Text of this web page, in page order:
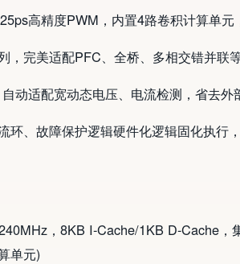
高精度PWM，内置4路卷积计算单元
，完美适配PFC、全桥、多相交错并联
动适配宽动态电压、电流检测，省去外
环、故障保护逻辑硬件化逻辑固化执行
，8KB I-Cache/1KB D-Cache，
单元)